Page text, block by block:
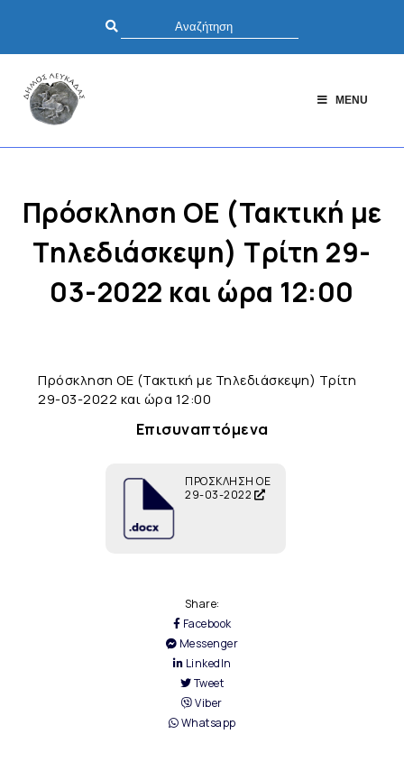
MENU
Πρόσκληση ΟΕ (Τακτική με
Τηλεδιάσκεψη) Τρίτη 29-
03-2022 και ώρα 12:00
Πρόσκληση ΟΕ (Τακτική με Τηλεδιάσκεψη) Τρίτη
29-03-2022 και ώρα 12:00
Επισυναπτόμενα
ΠΡΟΣΚΛΗΣΗ ΟΕ
29-03-2022
Share:
Facebook
Messenger
LinkedIn
Tweet
Viber
Whatsapp